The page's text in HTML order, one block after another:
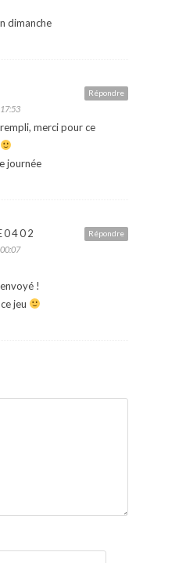
dimanche
Répondre
merci pour ce
journée
Répondre
!
jeu